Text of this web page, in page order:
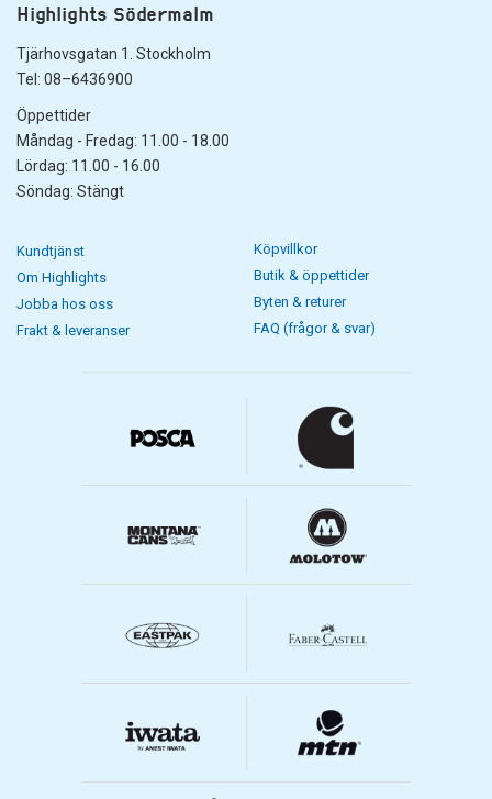
Highlights Södermalm
Tjärhovsgatan 1. Stockholm
Tel: 08–6436900
Öppettider
Måndag - Fredag: 11.00 - 18.00
Lördag: 11.00 - 16.00
Söndag: Stängt
Kundtjänst
Om Highlights
Jobba hos oss
Frakt & leveranser
Köpvillkor
Butik & öppettider
Byten & returer
FAQ (frågor & svar)